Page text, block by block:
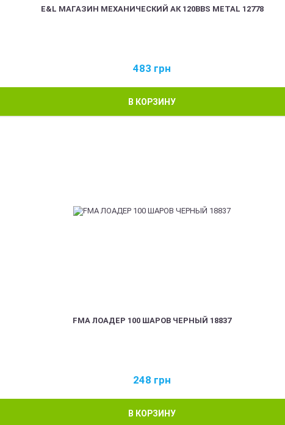
E&L МАГАЗИН МЕХАНИЧЕСКИЙ АК 120BBS METAL 12778
483 грн
В КОРЗИНУ
FMA ЛОАДЕР 100 ШАРОВ ЧЕРНЫЙ 18837
248 грн
В КОРЗИНУ